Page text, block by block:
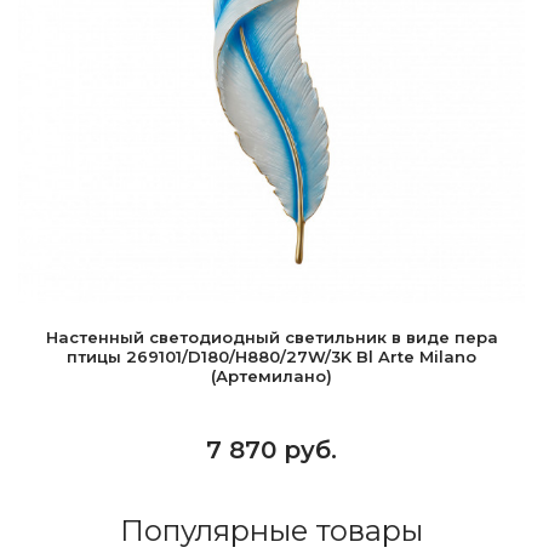
Настенный светодиодный светильник в виде пера
птицы 269101/D180/H880/27W/3K Bl Arte Milano
(Артемилано)
7 870 руб.
Популярные товары